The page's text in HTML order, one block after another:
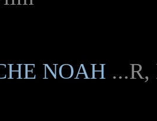
NOAH